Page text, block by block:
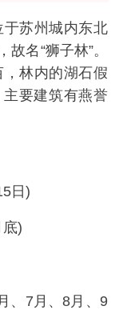
苏州城内东北
名“狮子林”。
林内的湖石假
要建筑有燕誉
日)
)
、7月、8月、9